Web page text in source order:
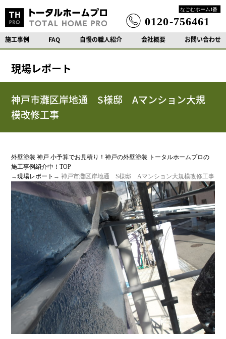
施工事例 FAQ 自慢の職人紹介 会社概要 お問い合わせ
現場レポート
神戸市灘区岸地通 S様邸 Aマンション大規
模改修工事
外壁塗装 神戸 小予算でお見積り！神戸の外壁塗装 トータルホームプロの
施工事例紹介中！TOP
→現場レポート → 神戸市灘区岸地通 S様邸 Aマンション大規模改修工事